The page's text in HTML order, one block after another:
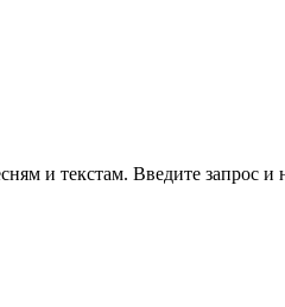
и текстам. Введите запрос и